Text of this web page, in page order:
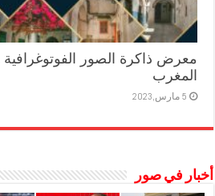
معرض ذاكرة الصور
المغرب
5 مارس,2023
أخبار في صور